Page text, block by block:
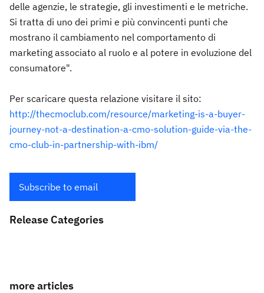
delle agenzie, le strategie, gli investimenti e le metriche.
Si tratta di uno dei primi e più convincenti punti che
mostrano il cambiamento nel comportamento di
marketing associato al ruolo e al potere in evoluzione del
consumatore".
Per scaricare questa relazione visitare il sito:
http://thecmoclub.com/resource/marketing-is-a-buyer-
journey-not-a-destination-a-cmo-solution-guide-via-the-
cmo-club-in-partnership-with-ibm/
Subscribe to email
Release Categories
more articles